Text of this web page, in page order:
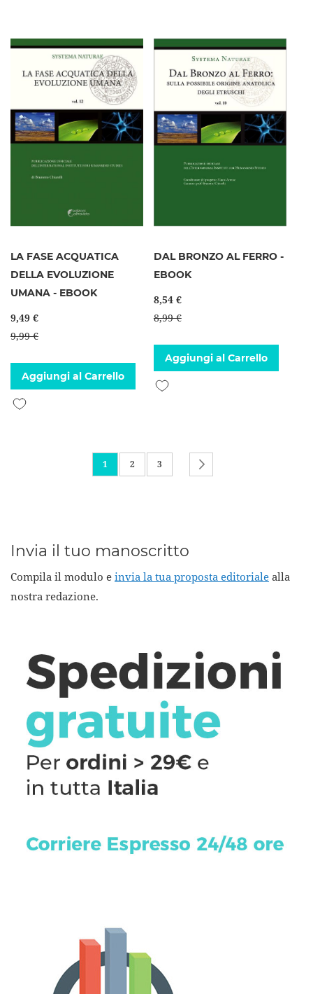
LA FASE ACQUATICA
DELLA EVOLUZIONE
UMANA - EBOOK
9,49 €
9,99 €
Aggiungi al Carrello
Aggiungi alla lista desideri
DAL BRONZO AL FERRO -
EBOOK
8,54 €
8,99 €
Aggiungi al Carrello
Aggiungi alla lista desideri
Pagina
Attualmente stai leggendo la pagina
1 Pagina
2 Pagina
3
Invia il tuo manoscritto
Compila il modulo e invia la tua proposta editoriale alla
nostra redazione.